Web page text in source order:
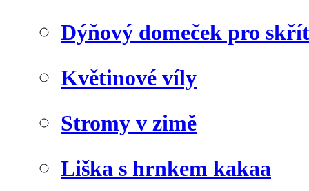
Dýňový domeček pro
Květinové víly
Stromy v zimě
Liška s hrnkem kakaa